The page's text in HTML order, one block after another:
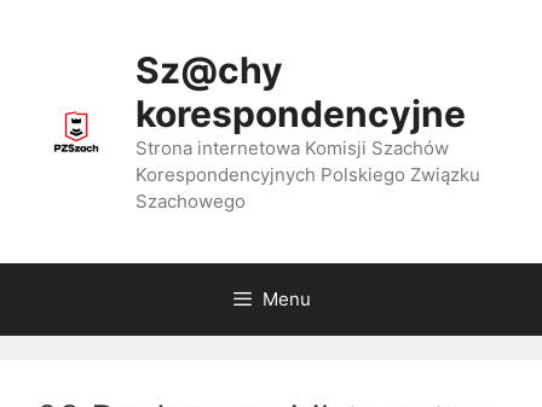
Sz@chy
korespondencyjne
Strona internetowa Komisji Szachów
Korespondencyjnych Polskiego Związku
Szachowego
Menu